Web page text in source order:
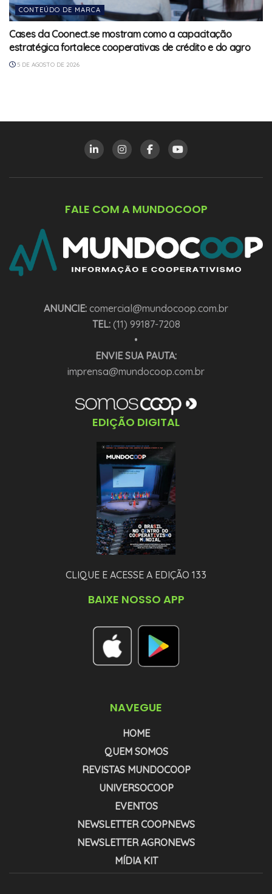
CONTEÚDO DE MARCA
Cases da Coonect.se mostram como a capacitação
estratégica fortalece cooperativas de crédito e do agro
5 DE AGOSTO DE 2026
FALE COM A MUNDOCOOP
ANUNCIE: comercial@mundocoop.com.br
TEL:(11) 99187-7208
•
ENVIE SUA PAUTA:
imprensa@mundocoop.com.br
EDIÇÃO DIGITAL
CLIQUE E ACESSE A EDIÇÃO 133
BAIXE NOSSO APP
NAVEGUE
HOME
QUEM SOMOS
REVISTAS MUNDOCOOP
UNIVERSOCOOP
EVENTOS
NEWSLETTER COOPNEWS
NEWSLETTER AGRONEWS
MÍDIA KIT